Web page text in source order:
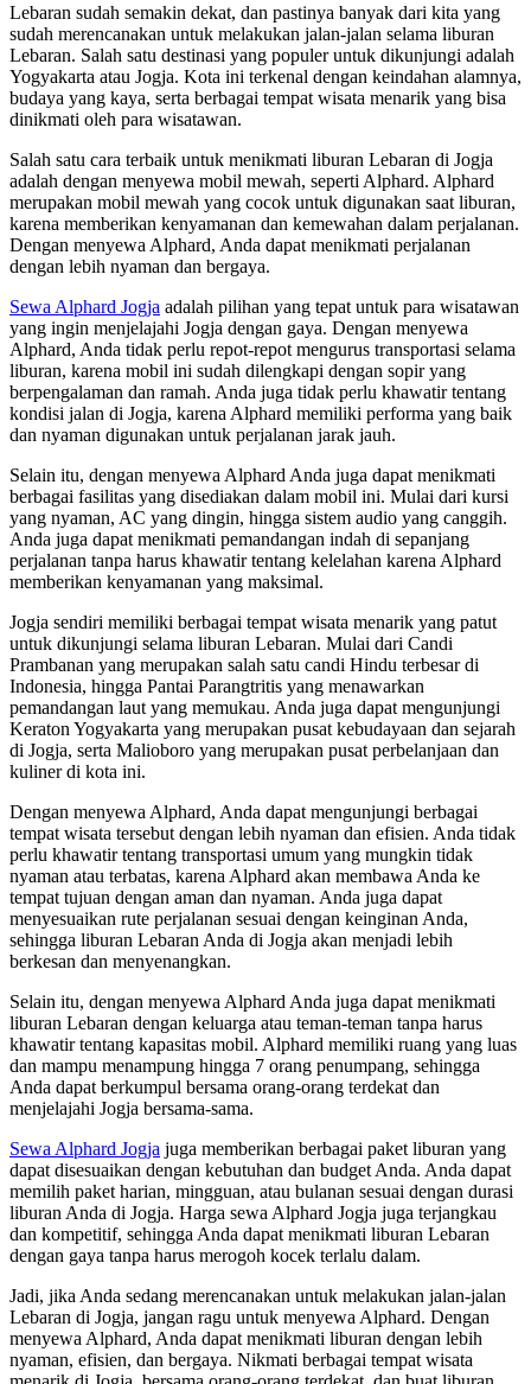
Lebaran sudah semakin dekat, dan pastinya banyak dari kita yang
sudah merencanakan untuk melakukan jalan-jalan selama liburan
Lebaran. Salah satu destinasi yang populer untuk dikunjungi adalah
Yogyakarta atau Jogja. Kota ini terkenal dengan keindahan alamnya,
budaya yang kaya, serta berbagai tempat wisata menarik yang bisa
dinikmati oleh para wisatawan.
Salah satu cara terbaik untuk menikmati liburan Lebaran di Jogja
adalah dengan menyewa mobil mewah, seperti Alphard. Alphard
merupakan mobil mewah yang cocok untuk digunakan saat liburan,
karena memberikan kenyamanan dan kemewahan dalam perjalanan.
Dengan menyewa Alphard, Anda dapat menikmati perjalanan
dengan lebih nyaman dan bergaya.
Sewa Alphard Jogja adalah pilihan yang tepat untuk para wisatawan
yang ingin menjelajahi Jogja dengan gaya. Dengan menyewa
Alphard, Anda tidak perlu repot-repot mengurus transportasi selama
liburan, karena mobil ini sudah dilengkapi dengan sopir yang
berpengalaman dan ramah. Anda juga tidak perlu khawatir tentang
kondisi jalan di Jogja, karena Alphard memiliki performa yang baik
dan nyaman digunakan untuk perjalanan jarak jauh.
Selain itu, dengan menyewa Alphard Anda juga dapat menikmati
berbagai fasilitas yang disediakan dalam mobil ini. Mulai dari kursi
yang nyaman, AC yang dingin, hingga sistem audio yang canggih.
Anda juga dapat menikmati pemandangan indah di sepanjang
perjalanan tanpa harus khawatir tentang kelelahan karena Alphard
memberikan kenyamanan yang maksimal.
Jogja sendiri memiliki berbagai tempat wisata menarik yang patut
untuk dikunjungi selama liburan Lebaran. Mulai dari Candi
Prambanan yang merupakan salah satu candi Hindu terbesar di
Indonesia, hingga Pantai Parangtritis yang menawarkan
pemandangan laut yang memukau. Anda juga dapat mengunjungi
Keraton Yogyakarta yang merupakan pusat kebudayaan dan sejarah
di Jogja, serta Malioboro yang merupakan pusat perbelanjaan dan
kuliner di kota ini.
Dengan menyewa Alphard, Anda dapat mengunjungi berbagai
tempat wisata tersebut dengan lebih nyaman dan efisien. Anda tidak
perlu khawatir tentang transportasi umum yang mungkin tidak
nyaman atau terbatas, karena Alphard akan membawa Anda ke
tempat tujuan dengan aman dan nyaman. Anda juga dapat
menyesuaikan rute perjalanan sesuai dengan keinginan Anda,
sehingga liburan Lebaran Anda di Jogja akan menjadi lebih
berkesan dan menyenangkan.
Selain itu, dengan menyewa Alphard Anda juga dapat menikmati
liburan Lebaran dengan keluarga atau teman-teman tanpa harus
khawatir tentang kapasitas mobil. Alphard memiliki ruang yang luas
dan mampu menampung hingga 7 orang penumpang, sehingga
Anda dapat berkumpul bersama orang-orang terdekat dan
menjelajahi Jogja bersama-sama.
Sewa Alphard Jogja juga memberikan berbagai paket liburan yang
dapat disesuaikan dengan kebutuhan dan budget Anda. Anda dapat
memilih paket harian, mingguan, atau bulanan sesuai dengan durasi
liburan Anda di Jogja. Harga sewa Alphard Jogja juga terjangkau
dan kompetitif, sehingga Anda dapat menikmati liburan Lebaran
dengan gaya tanpa harus merogoh kocek terlalu dalam.
Jadi, jika Anda sedang merencanakan untuk melakukan jalan-jalan
Lebaran di Jogja, jangan ragu untuk menyewa Alphard. Dengan
menyewa Alphard, Anda dapat menikmati liburan dengan lebih
nyaman, efisien, dan bergaya. Nikmati berbagai tempat wisata